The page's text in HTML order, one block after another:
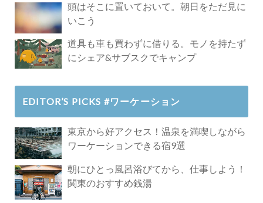
頭はそこに置いておいて。朝日をただ見に
いこう
道具も車も買わずに借りる。モノを持たず
にシェア&サブスクでキャンプ
EDITOR’S PICKS #ワーケーション
東京から好アクセス！温泉を満喫しながら
ワーケーションできる宿9選
朝にひとっ風呂浴びてから、仕事しよう！
関東のおすすめ銭湯